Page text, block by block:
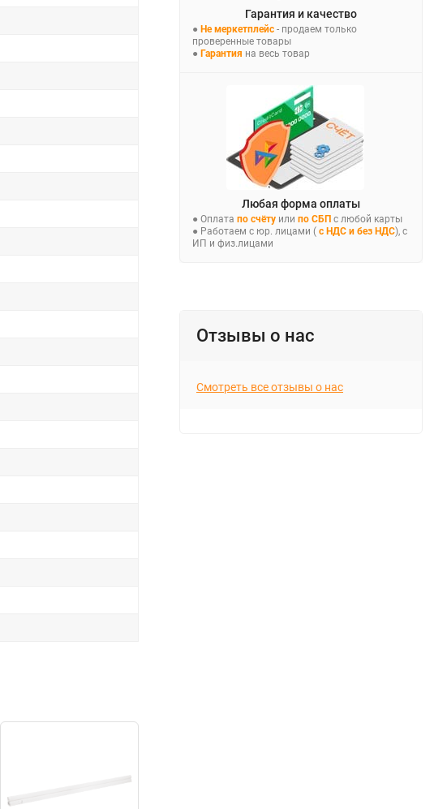
Гарантия и качество
● Не меркетплейс - продаем только
проверенные товары
● Гарантия на весь товар
Любая форма оплаты
● Оплата по счёту или по СБП с любой карты
● Работаем с юр. лицами ( с НДС и без НДС), с
ИП и физ.лицами
Отзывы о нас
Смотреть все отзывы о нас